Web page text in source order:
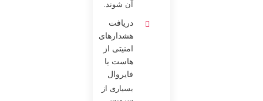
آن شوند.
دریافت
هشدارهای
امنیتی از
هاست یا
فایروال
بسیاری از